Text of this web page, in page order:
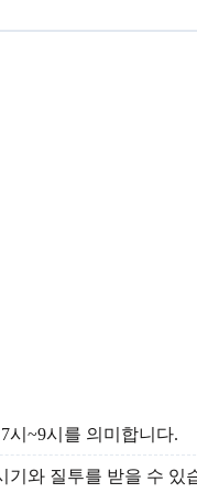
시~9시를 의미합니다.
기와 질투를 받을 수 있